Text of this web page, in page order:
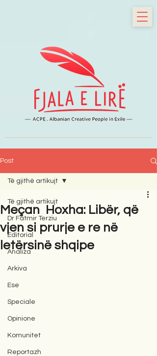
Post
Të gjithë artikujt
Dr Fatmir Terziu
Editorial
Analiza
Arkiva
Ese
Speciale
Opinione
Komunitet
Reportazh
Të gjithë artikujt
Meçan Hoxha: Libër, që
vjen si prurje e re në
letërsinë shqipe